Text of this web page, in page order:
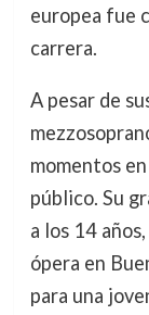
europea fue
carrera.
A pesar de
momentos
público. Su
a los 14
ópera en
para una